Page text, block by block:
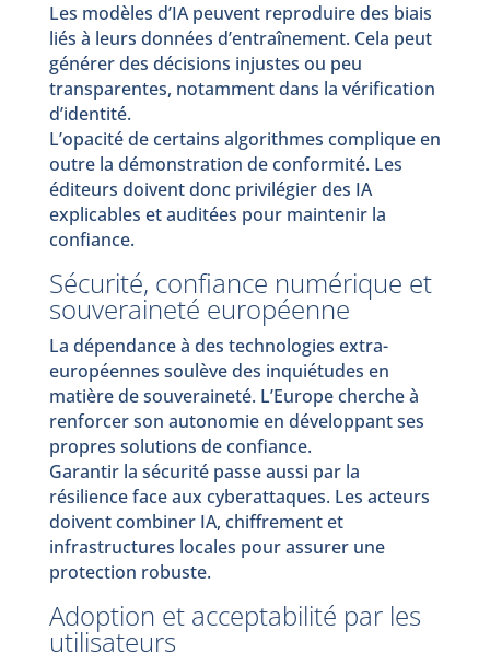
Les modèles d’IA peuvent reproduire des biais
liés à leurs données d’entraînement. Cela peut
générer des décisions injustes ou peu
transparentes, notamment dans la vérification
d’identité.
L’opacité de certains algorithmes complique en
outre la démonstration de conformité. Les
éditeurs doivent donc privilégier des IA
explicables et auditées pour maintenir la
confiance.
Sécurité, confiance numérique et
souveraineté européenne
La dépendance à des technologies extra-
européennes soulève des inquiétudes en
matière de souveraineté. L’Europe cherche à
renforcer son autonomie en développant ses
propres solutions de confiance.
Garantir la sécurité passe aussi par la
résilience face aux cyberattaques. Les acteurs
doivent combiner IA, chiffrement et
infrastructures locales pour assurer une
protection robuste.
Adoption et acceptabilité par les
utilisateurs